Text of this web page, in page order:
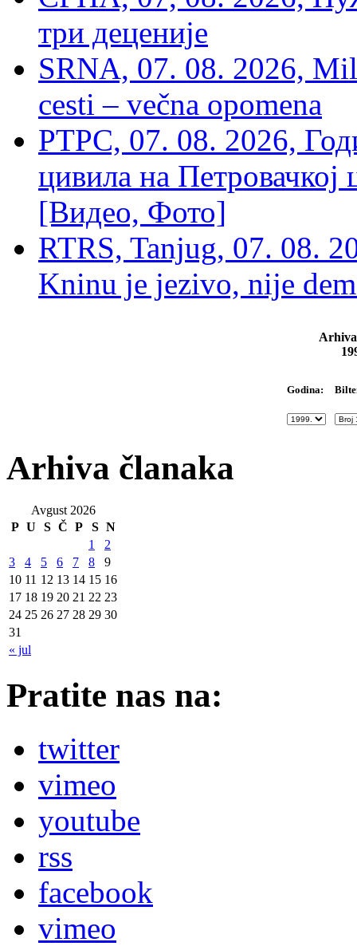
три деценије
SRNA, 07. 08. 2026,
cesti – večna opomena
РТРС, 07. 08. 2026,
цивила на Петровачкој
[Видео, Фото]
RTRS, Tanjug, 07. 08.
Kninu je jezivo, nije
Godina:
Arhiva članaka
Avgust 2026
P U S Č P S N
« jul
1
2
3
4 5 6 7 8
9
10 11 12 13 14 15 16
17 18 19 20 21 22 23
24 25 26 27 28 29 30
31
Pratite nas na:
twitter
vimeo
youtube
rss
facebook
vimeo